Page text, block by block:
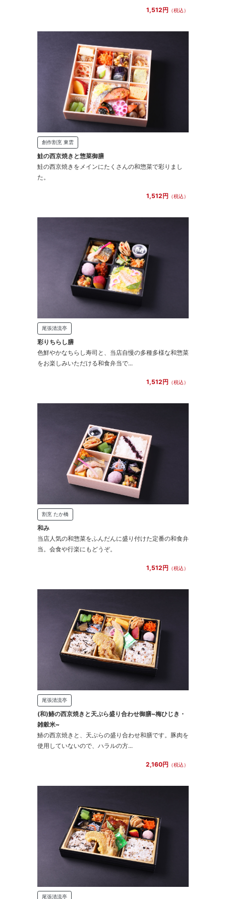
1,512円 （税込）
創作割烹 東雲
鮭の西京焼きと惣菜御膳
鮭の西京焼きをメインにたくさんの和惣菜で彩りまし
た。
1,512円 （税込）
尾張清流亭
彩りちらし膳
色鮮やかなちらし寿司と、当店自慢の多種多様な和惣菜
をお楽しみいただける和食弁当で...
1,512円 （税込）
割烹 たか橋
和み
当店人気の和惣菜をふんだんに盛り付けた定番の和食弁
当。会食や行楽にもどうぞ。
1,512円 （税込）
尾張清流亭
(和)鰆の西京焼きと天ぷら盛り合わせ御膳~梅ひじき・
雑穀米~
鰆の西京焼きと、天ぷらの盛り合わせ和膳です。豚肉を
使用していないので、ハラルの方...
2,160円 （税込）
尾張清流亭